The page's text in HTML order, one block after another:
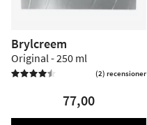
Brylcreem
Original - 250 ml
 (2) recensioner
77,00